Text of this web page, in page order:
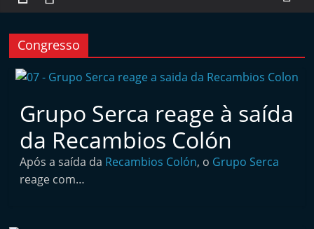
Oficinas
J
o
n
a
l
i
Congresso
Grupo Serca reage à saída
da Recambios Colón
Após a saída da Recambios Colón, o Grupo Serca
reage com…